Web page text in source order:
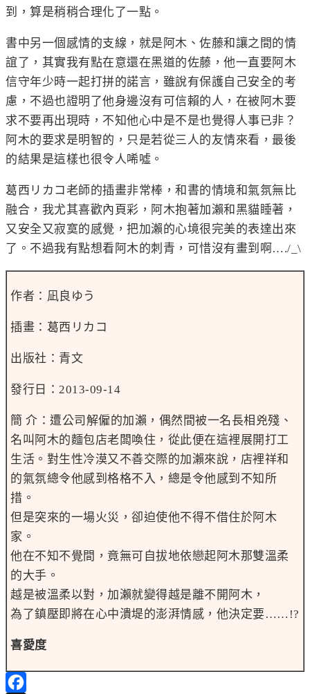
到，算是稍稍合理化了一點。
書中另一個感情的支線，就是阿木、佐藤和讓之間的情
誼了，其實我有點在意還在黑道的佐藤，他一直要阿木
信守年少時一起打拼的諾言，雖說有保護自己安全的考
慮，不過也證明了他身邊沒有可信賴的人，在被阿木要
求不要再出現時，不知他心中是不是也覺得人事已非 ？
阿木的要求是明智的，只是若從三人的友情來看，最後
的結果是這樣也很令人唏噓。
葛西リカコ老師的插畫非常棒，和書的情境和氣氛無比
融合，我尤其喜歡內頁彩，阿木抱著加瀨和黑貓睡著，
又安全又寂寞的感覺，把加瀨的心境很完美的表達出來
了。不過我有點想看阿木的刺青，可惜沒有畫到啊…./_\
作者：凪良ゆう
插畫：葛西リカコ
出版社：青文
發行日：2013-09-14
簡 介：遭公司解僱的加瀨，偶然間被一名長相兇殘、
名叫阿木的麵包店老闆喚住，從此便在這裡展開打工
生活。對生性冷漠又不善交際的加瀨來說，店裡祥和
的氣氛總令他感到格格不入，總是令他感到不知所
措。
但是突來的一場火災，卻迫使他不得不借住於阿木
家。
他在不知不覺間，竟無可自拔地依戀起阿木那雙溫柔
的大手。
越是被溫柔以對，加瀨就變得越是離不開阿木，
為了鎮壓即將在心中潰堤的澎湃情感，他決定要……!?
喜愛度